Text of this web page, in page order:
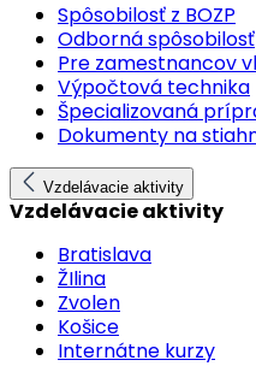
Spôsobilosť z BOZP
Odborná spôsobilosť
Pre zamestnancov
Výpočtová technika
Špecializovaná
Dokumenty na
Vzdelávacie aktivity
Vzdelávacie aktivity
Bratislava
ŽIlina
Zvolen
Košice
Internátne kurzy